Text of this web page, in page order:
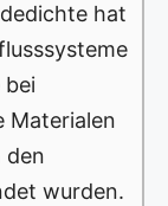
hat
bei
Materialen
den
wurden.